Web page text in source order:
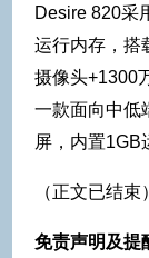
Desire 820采
运行内存，搭
摄像头+1300
一款面向中低
屏，内置1GB
（正文已结束）
免责声明及提